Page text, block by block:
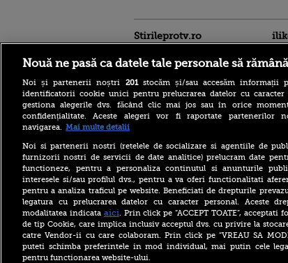
Stirileprotv.ro
sistem hidraulic de 4.500
ani ar conține secretul
construirii piramidelor
Reacția Rusiei după ce o
dronă explozivă a paralizat
aeroportul din Leipzig: „O
provocare complet
fabricată”
Cea mai bună țară în care să
te muți în 2026 este din
Nouă ne pasă ca datele tale personale să
Noi și partenerii noștri 201stocăm și/sau accesăm informații
identificatorii cookie unici pentru prelucrarea datelor cu caracter
gestiona alegerile dvs. făcând clic mai jos sau în orice
confidențialitate. Aceste alegeri vor fi raportate
navigarea. Mai multe detalii
Noi si partenerii nostri (retelele de socializare si agentiile de
furnizorii nostri de servicii de date analitice) prelucram date
functioneze, pentru a personaliza continutul si anunturile
interesele si/sau profilul dvs., pentru a va oferi functionalitati
pentru a analiza traficul pe website. Beneficiati de drepturile
legatura cu prelucrarea datelor cu caracter personal. Aceste
modalitatea indicata aici. Prin click pe “ACCEPT TOATE”,
de tip Cookie, care implica inclusiv acceptul dvs. cu privire la
catre Vendor-ii cu care colaboram. Prin click pe “VREAU SA
puteti schimba preferintele in mod individual, mai putin cele
pentru functionarea website-ului.